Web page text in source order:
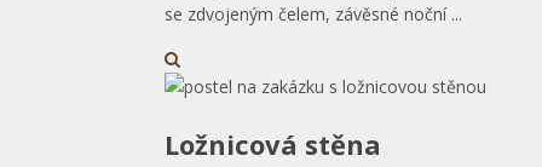
se zdvojeným čelem, závěsné noční ...
Ložnicová stěna